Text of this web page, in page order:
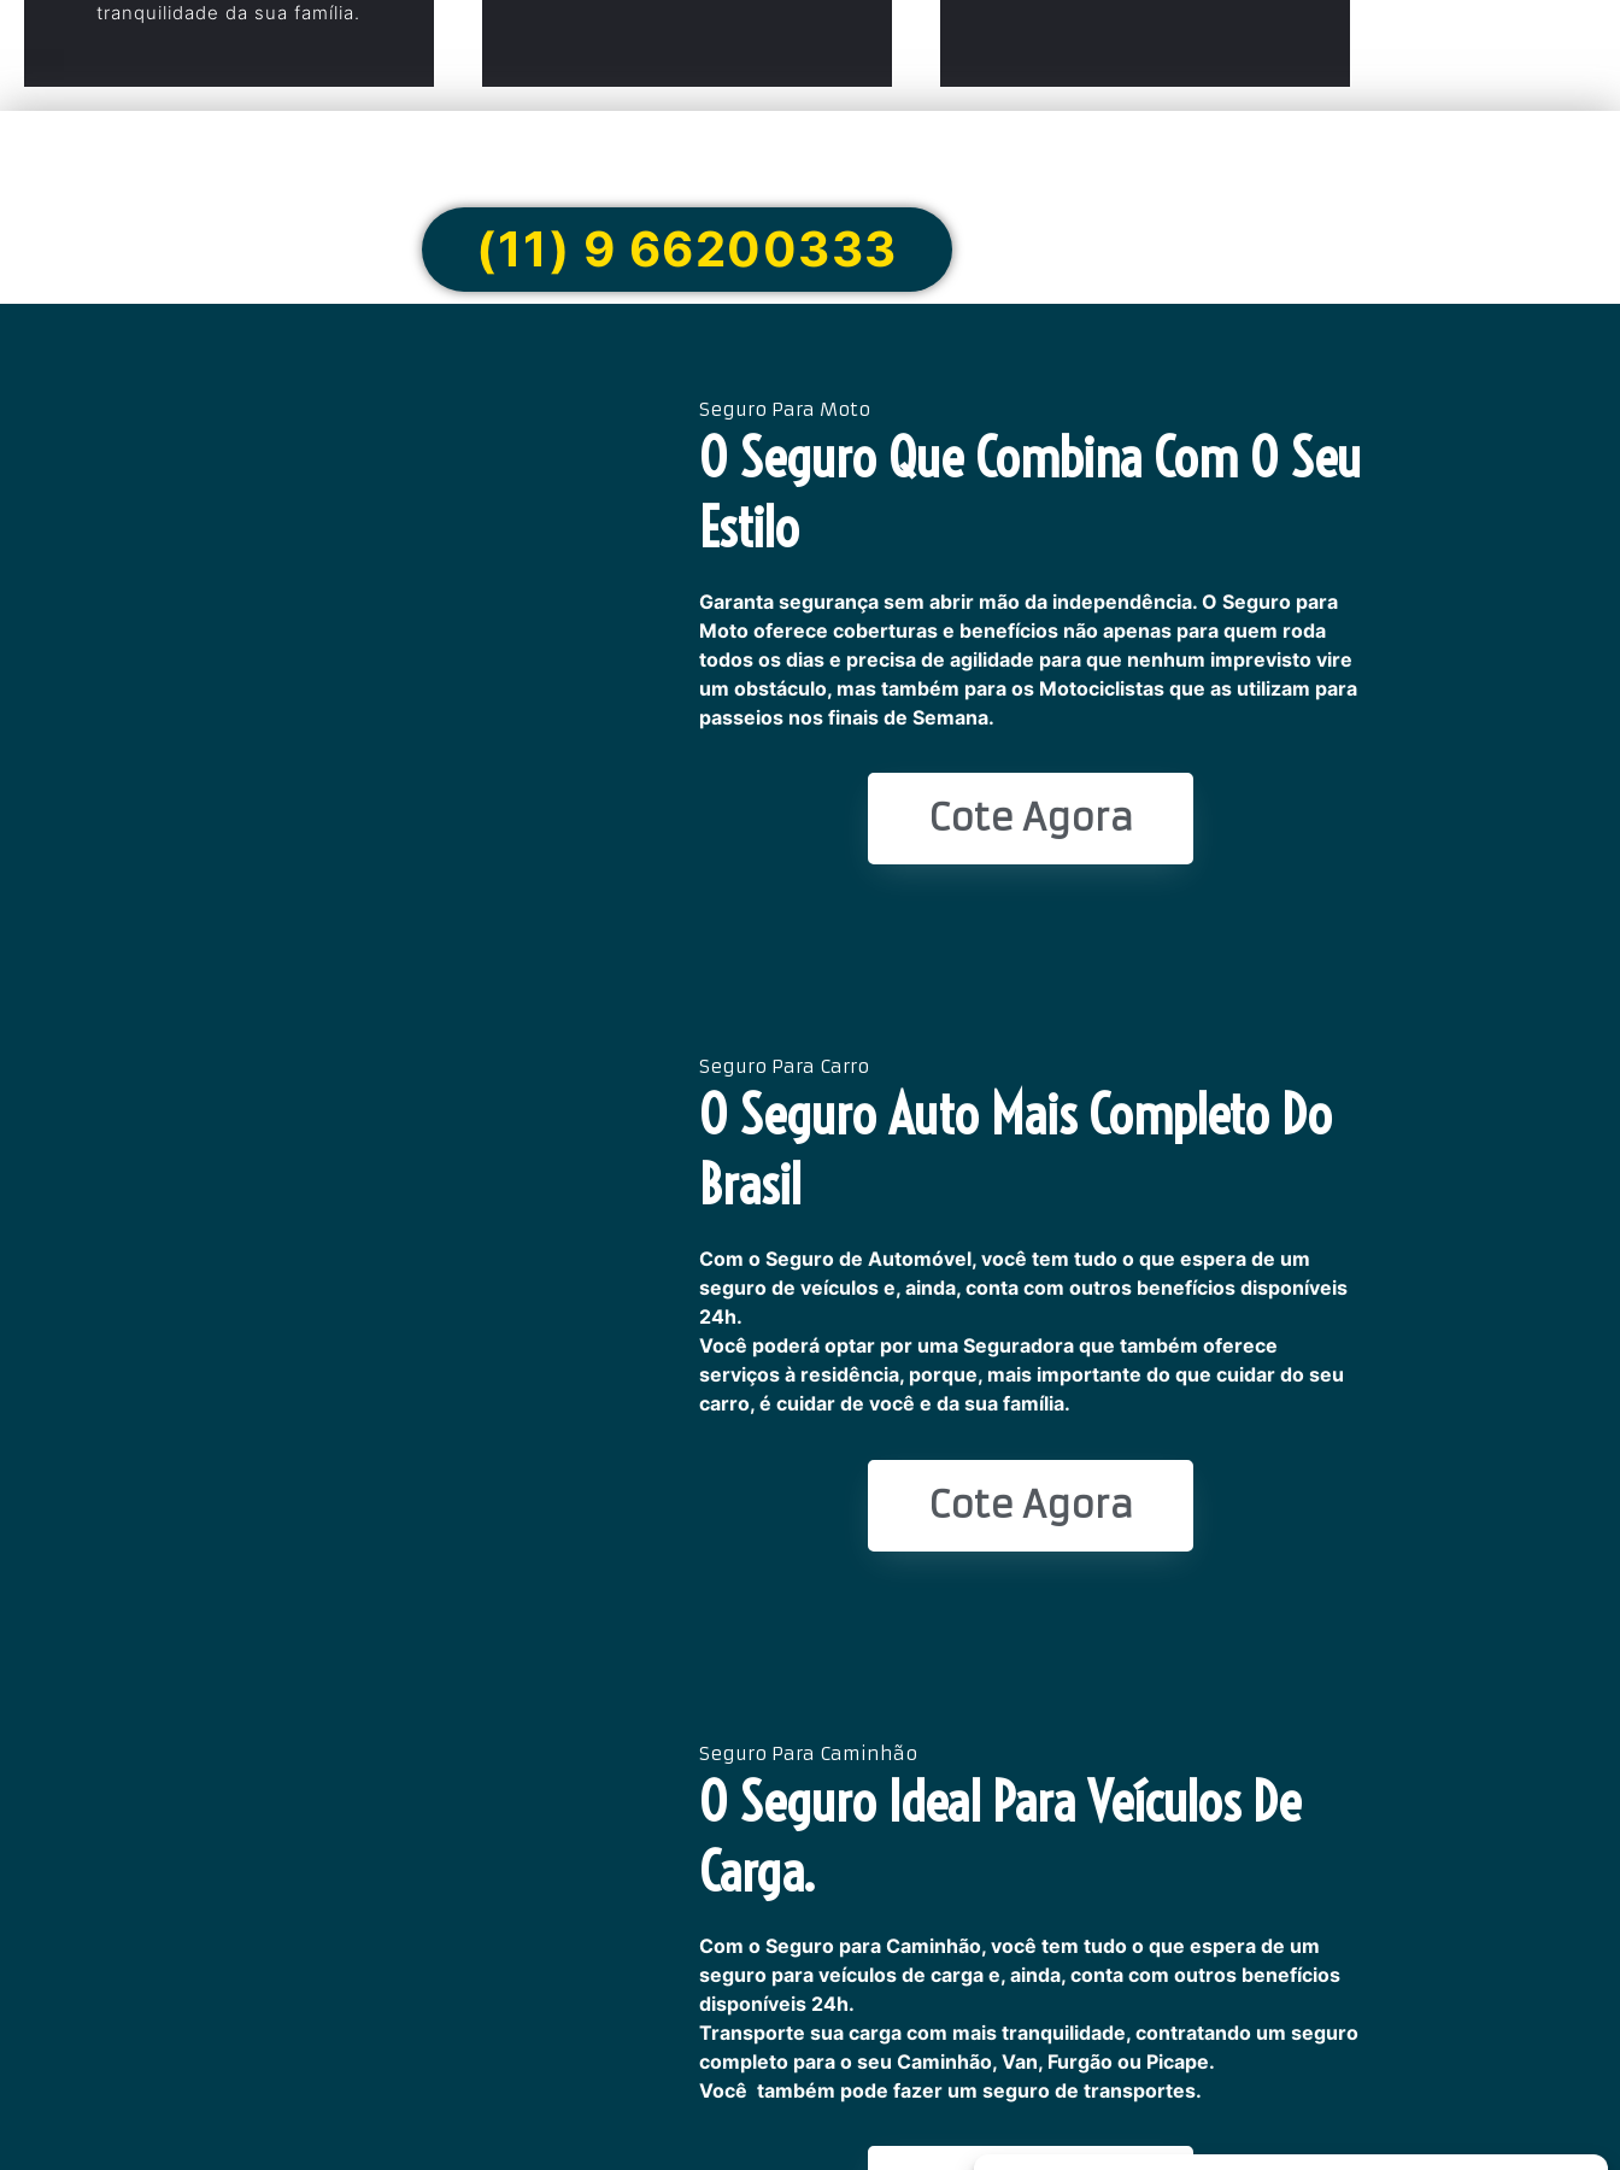
tranquilidade da sua família.
(11) 9 66200333
Seguro Para Moto
O Seguro Que Combina Com O Seu
Estilo
Garanta segurança sem abrir mão da independência. O Seguro para
Moto oferece coberturas e benefícios não apenas para quem roda
todos os dias e precisa de agilidade para que nenhum imprevisto vire
um obstáculo, mas também para os Motociclistas que as utilizam para
passeios nos finais de Semana.
Cote Agora
Seguro Para Carro
O Seguro Auto Mais Completo Do
Brasil
Com o Seguro de Automóvel, você tem tudo o que espera de um
seguro de veículos e, ainda, conta com outros benefícios disponíveis
24h.
Você poderá optar por uma Seguradora que também oferece
serviços à residência, porque, mais importante do que cuidar do seu
carro, é cuidar de você e da sua família.
Cote Agora
Seguro Para Caminhão
O Seguro Ideal Para Veículos De
Carga.
Com o Seguro para Caminhão, você tem tudo o que espera de um
seguro para veículos de carga e, ainda, conta com outros benefícios
disponíveis 24h.
Transporte sua carga com mais tranquilidade, contratando um seguro
completo para o seu Caminhão, Van, Furgão ou Picape.
Você também pode fazer um seguro de transportes.